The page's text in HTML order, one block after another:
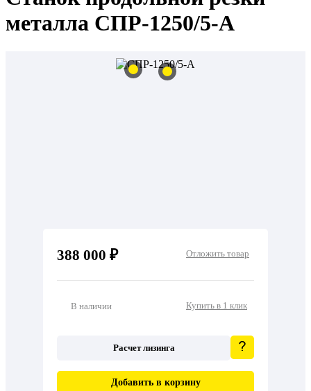
металла СПР-1250/5-А
388 000 ₽ Отложить товар
В наличии Купить в 1 клик
Расчет лизинга
Добавить в корзину